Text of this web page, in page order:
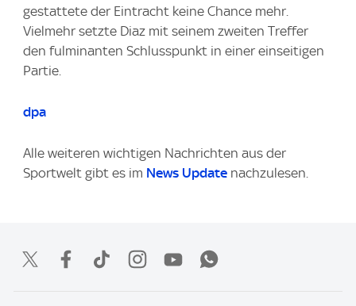
gestattete der Eintracht keine Chance mehr.
Vielmehr setzte Diaz mit seinem zweiten Treffer
den fulminanten Schlusspunkt in einer einseitigen
Partie.
dpa
Alle weiteren wichtigen Nachrichten aus der
Sportwelt gibt es im News Update nachzulesen.